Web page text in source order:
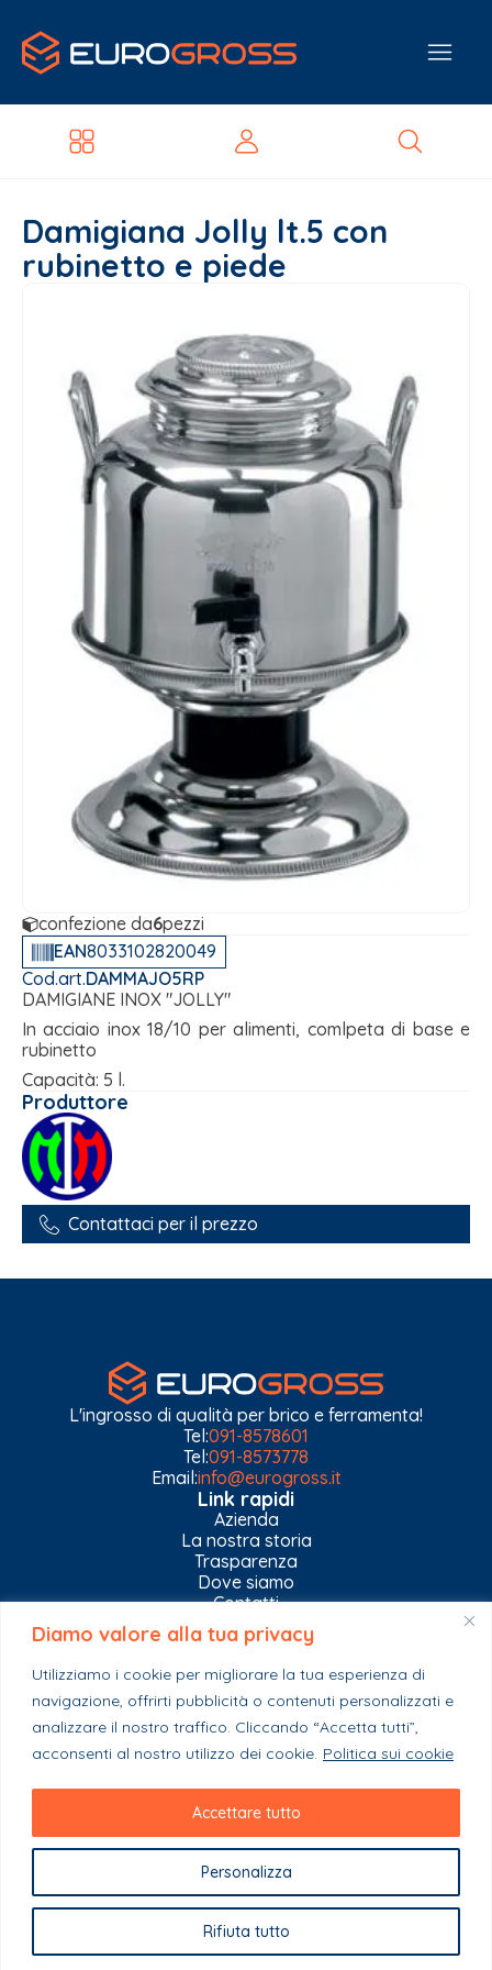
Diamo valore alla tua privacy
Utilizziamo i cookie per migliorare la tua esperienza di
navigazione, offrirti pubblicità o contenuti personalizzati e
analizzare il nostro traffico. Cliccando “Accetta tutti”,
acconsenti al nostro utilizzo dei cookie. Politica sui cookie
Personalizza
Rifiuta tutto
Accettare tutto
Damigiana Jolly lt.5 con
rubinetto e piede
confezione da6pezzi
EAN8033102820049
Cod.art.DAMMAJO5RP
DAMIGIANE INOX "JOLLY"
In acciaio inox 18/10 per alimenti, comlpeta di base e
rubinetto
Capacità: 5 l.
Produttore
Contattaci per il prezzo
L'ingrosso di qualità per brico e ferramenta!
Tel:091-8578601
Tel:091-8573778
Email:info@eurogross.it
Link rapidi
Azienda
La nostra storia
Trasparenza
Dove siamo
Contatti
Privacy Policy
Gestisci impostazioni Cookies
Esplora il catalogo
Casa
Ferramenta & Co.
Giardino e agricoltura
Stagionali
Copyright 2023 - EuroGross Srl - P. IVA: 03999590825
Powered By Webplease